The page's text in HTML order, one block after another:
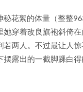
花絮的体量（整整
穿着改良旗袍斜倚
两人。不过最让人
露出的一截脚踝白